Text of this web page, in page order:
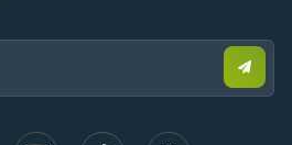
para